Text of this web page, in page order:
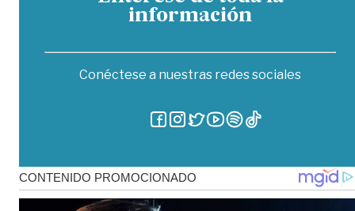
información
Conéctese a nuestras redes sociales